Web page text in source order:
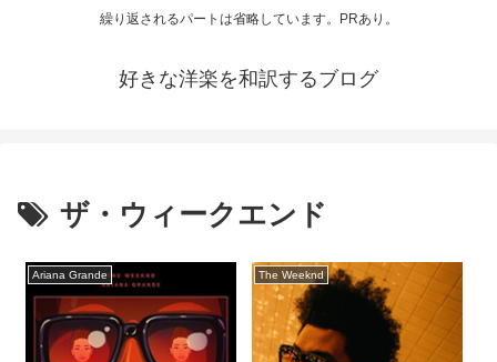
繰り返されるパートは省略しています。PRあり。
好きな洋楽を和訳するブログ
ザ・ウィークエンド
Ariana Grande The Weeknd